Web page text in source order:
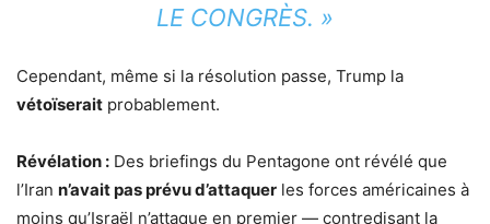
LE CONGRÈS. »
Cependant, même si la résolution passe, Trump la
vétoïserait probablement.
Révélation : Des briefings du Pentagone ont révélé que
l’Iran n’avait pas prévu d’attaquer les forces américaines à
moins qu’Israël n’attaque en premier — contredisant la